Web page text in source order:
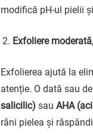
modifică pH-ul pielii
Exfoliere
Exfolierea ajută la
atenție. O dată sau
salicilic) sauAHA
răni pielea și